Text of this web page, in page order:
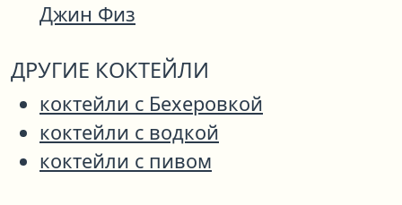
Джин Физ
ДРУГИЕ КОКТЕЙЛИ
коктейли с Бехеровкой
коктейли с водкой
коктейли с пивом